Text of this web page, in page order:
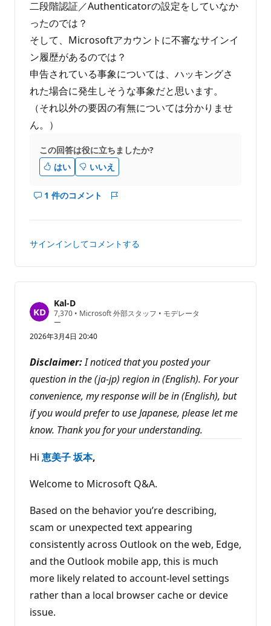
二段階認証／Authenticatorの設定をしていなか
ったのでは？
そして、Microsoftアカウントに不審なサインイ
ン履歴があるのでは？
申告されている事象については、ハッキングさ
れた場合に発生しそうな事象だと思います。
（それ以外の要因の有無については分かりませ
ん。）
この回答は役に立ちましたか?
はい
いいえ
1 件のコメント
こ
答
の
コ
ト
を
示
る
ト
サインインしてコメントする
Kal-D
7,370 評
の
ポ
ン
ト
• Microsoft 外部スタッフ • モデレータ
ー
2026年3月4日 20:40
Disclaimer:I noticed that you posted your
question in the (ja-jp) region in (English). For your
convenience, my response will be in (English), but
if you would prefer to use Japanese, please let me
know. Thank you for your understanding.
Hi 恵美子 坂本,
Welcome to Microsoft Q&A.
Based on the behavior you’re describing,
scam or unexpected text appearing
consistently across Outlook on the web, Edge,
and the Outlook mobile app, this is much
more likely related to account‑level settings
rather than a local browser cache or device
issue.